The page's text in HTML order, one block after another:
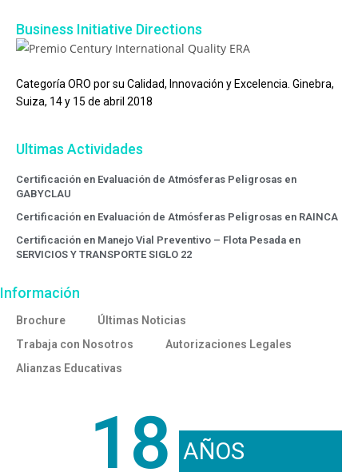
Business Initiative Directions
Categoría ORO por su Calidad, Innovación y Excelencia. Ginebra,
Suiza, 14 y 15 de abril 2018
Ultimas Actividades
Certificación en Evaluación de Atmósferas Peligrosas en
GABYCLAU
Certificación en Evaluación de Atmósferas Peligrosas en RAINCA
Certificación en Manejo Vial Preventivo – Flota Pesada en
SERVICIOS Y TRANSPORTE SIGLO 22
Información
Brochure
Últimas Noticias
Trabaja con Nosotros
Autorizaciones Legales
Alianzas Educativas
18 AÑOS